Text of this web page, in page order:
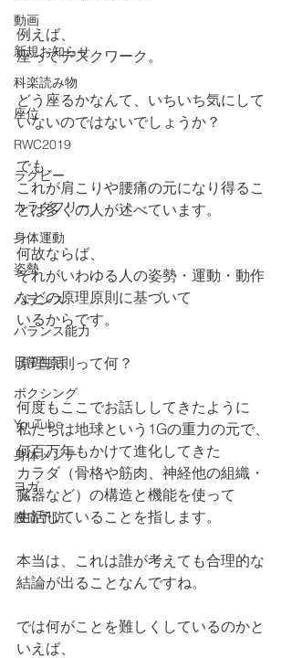
動画
新規お知らせ
科楽読み物
座位
RWC2019
ラグビー
カラダフリー
身体運動
姿勢
バランス
バランス能力
日常生活
ボクシング
YouTube
身体メンテ
ヨガ
腰痛予防
例えば、
座ってデスクワーク。
どう座るかなんて、いちいち気にして
いないのではないでしょうか？
でも、
これが肩こりや腰痛の元になり得るこ
とは多くの人が述べています。
何故ならば、
それがいわゆる人の姿勢・運動・動作
などの原理原則に基づいて
いるからです。
原理原則って何？
何度もここでお話ししてきたように
私たちは地球という1Gの重力の元で、
何百万年もかけて進化してきた
カラダ（骨格や筋肉、神経他の組織・
臓器など）の構造と機能を使って
生活していることを指します。
本当は、これは誰が考えても合理的な
結論が出ることなんですね。
では何がことを難しくしているのかと
いえば、